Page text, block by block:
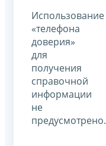
Использование
«телефона
доверия»
для
получения
справочной
информации
не
предусмотрено.